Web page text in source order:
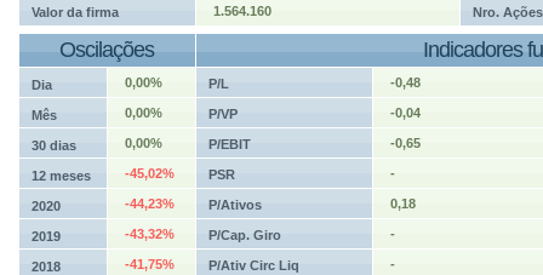
Valor da firma 1.564.160 Nro. Ações
Oscilações Indicadores
Dia 0,00% P/L -0,48
Mês 0,00% P/VP -0,04
30 dias 0,00% P/EBIT -0,65
12 meses -45,02% PSR -
2020 -44,23% P/Ativos 0,18
2019 -43,32% P/Cap. Giro -
2018 -41,75% P/Ativ Circ Liq -